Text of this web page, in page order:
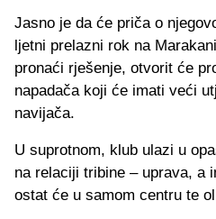
Jasno je da će priča o
ljetni prelazni rok na
pronaći rješenje, otvorit će
napadača koji će imati veći
navijača.
U suprotnom, klub ulazi u
na relaciji tribine – uprava, a
ostat će u samom centru te